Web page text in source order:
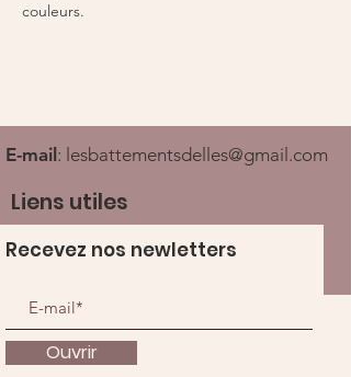
couleurs.
E-mail : lesbattementsdelles@gmail.com
Liens utiles
Recevez nos newletters
Ouvrir